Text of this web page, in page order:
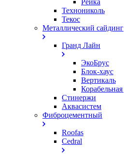
Рейка
Технониколь
Текос
Металлический сайдинг
Гранд Лайн
ЭкоБрус
Блок-хаус
Вертикаль
Корабельная
Стинержи
Аквасистем
Фиброцементный
Roofas
Cedral